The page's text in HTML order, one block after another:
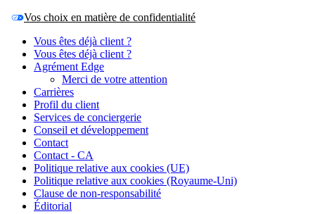
Vos choix en matière de confidentialité
Vous êtes déjà client ?
Vous êtes déjà client ?
Agrément Edge
Merci de votre attention
Carrières
Profil du client
Services de conciergerie
Conseil et développement
Contact
Contact - CA
Politique relative aux cookies (UE)
Politique relative aux cookies (Royaume-Uni)
Clause de non-responsabilité
Éditorial